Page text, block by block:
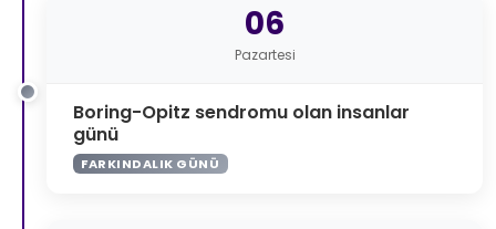
06
Pazartesi
Boring-Opitz sendromu olan insanlar
günü
FARKINDALIK GÜNÜ